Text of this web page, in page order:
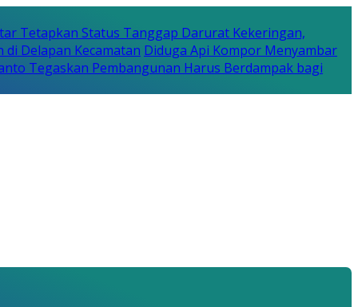
Tetapkan Status Tanggap Darurat Kekeringan,
Delapan Kecamatan Diduga Api Kompor Menyambar
Tegaskan Pembangunan Harus Berdampak bagi